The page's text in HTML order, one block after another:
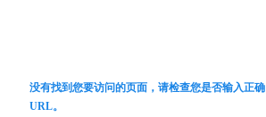
没有找到您要访问的页面，请检查您是否输入正确
URL。